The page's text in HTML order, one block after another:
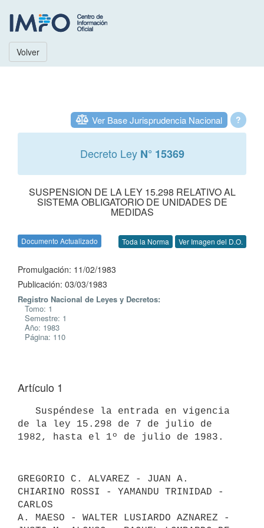
Volver
?
Ver Base Jurisprudencia Nacional
Decreto Ley N° 15369
SUSPENSION DE LA LEY 15.298 RELATIVO AL
SISTEMA OBLIGATORIO DE UNIDADES DE
MEDIDAS
Documento Actualizado Toda la Norma Ver Imagen del D.O.
Promulgación: 11/02/1983
Publicación: 03/03/1983
Registro Nacional de Leyes y Decretos:
Tomo: 1
Semestre: 1
Año: 1983
Página: 110
Artículo 1
de la ley 15.298 de 7 de julio de
GREGORIO C. ALVAREZ - JUAN A.
CHIARINO ROSSI - YAMANDU TRINIDAD -
CARLOS
A. MAESO - WALTER LUSIARDO AZNAREZ -